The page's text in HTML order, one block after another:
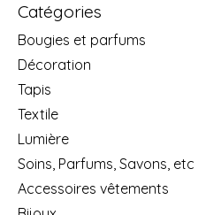
Catégories
Bougies et parfums
Décoration
Tapis
Textile
Lumière
Soins, Parfums, Savons, etc
Accessoires vêtements